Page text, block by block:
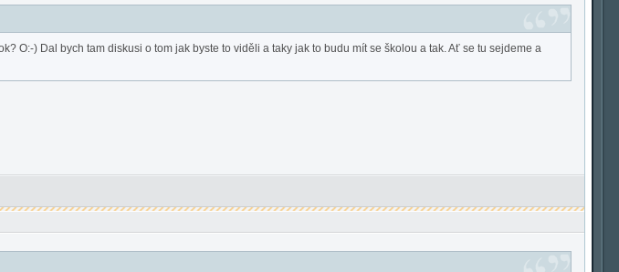
O:-) Dal bych tam diskusi o tom jak byste to viděli a taky jak to budu mít se školou a tak. Ať se tu sejdeme a